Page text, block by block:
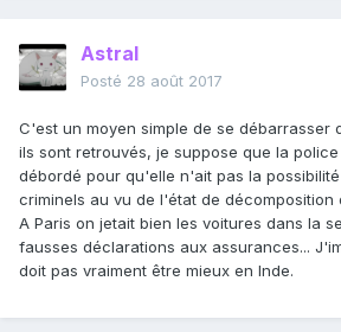
Astral
Posté 28 août 2017
C'est un moyen simple de se débarrasser
ils sont retrouvés, je suppose que la
débordé pour qu'elle n'ait pas la
criminels au vu de l'état de décomposition
A Paris on jetait bien les voitures dans la
fausses déclarations aux assurances...
doit pas vraiment être mieux en Inde.